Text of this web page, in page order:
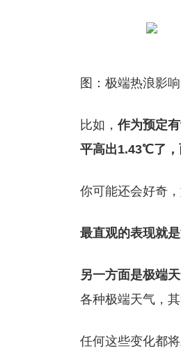
图：极端热浪影
比如， 作为预定
平高出1.43℃了，
你可能还会好奇
最直观的表现就
另一方面是极端
各种极端天气，
任何这些变化都